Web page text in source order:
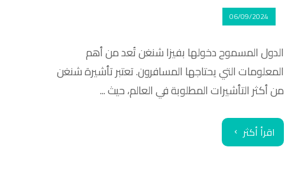
06/09/2024
الدول المسموح دخولها بفيزا شنغن تُعد من أهم
المعلومات التي يحتاجها المسافرون. تعتبر تأشيرة شنغن
من أكثر التأشيرات المطلوبة في العالم، حيث ...
اقرأ أكثر